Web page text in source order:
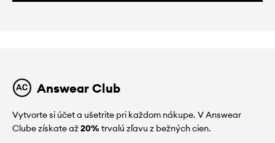
Answear Club
Vytvorte si účet a ušetrite pri každom nákupe. V Answear
Clube získate až20%trvalú zľavu z bežných cien.